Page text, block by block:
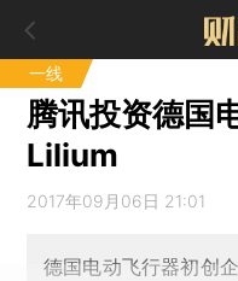
一线
腾讯投资德国
Lilium
2017年09月06日 21:01
德国电动飞行器初创